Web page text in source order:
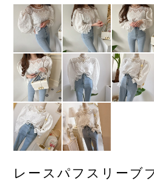
レースパフスリー